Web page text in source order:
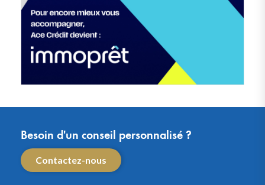
Besoin d'un conseil personnalisé ?
Contactez-nous